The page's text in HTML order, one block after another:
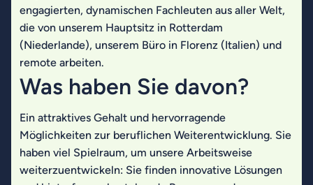
engagierten, dynamischen Fachleuten aus aller Welt,
die von unserem Hauptsitz in Rotterdam
(Niederlande), unserem Büro in Florenz (Italien) und
remote arbeiten.
Was haben Sie davon?
Ein attraktives Gehalt und hervorragende
Möglichkeiten zur beruflichen Weiterentwicklung. Sie
haben viel Spielraum, um unsere Arbeitsweise
weiterzuentwickeln: Sie finden innovative Lösungen